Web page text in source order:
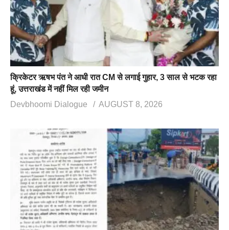
क्रिकेटर ऋषभ पंत ने आधी रात CM से लगाई गुहार, 3 साल से भटक रहा
हूं, उत्तराखंड में नहीं मिल रही जमीन
Devbhoomi Dialogue
AUGUST 8, 2026